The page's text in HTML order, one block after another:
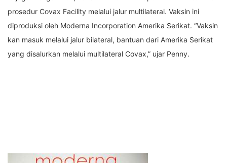
prosedur Covax Facility melalui jalur multilateral. Vaksin ini
diproduksi oleh Moderna Incorporation Amerika Serikat. “Vaksin
kan masuk melalui jalur bilateral, bantuan dari Amerika Serikat
yang disalurkan melalui multilateral Covax,” ujar Penny.